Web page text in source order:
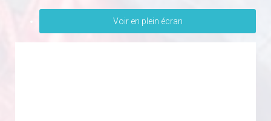
Voir en plein écran